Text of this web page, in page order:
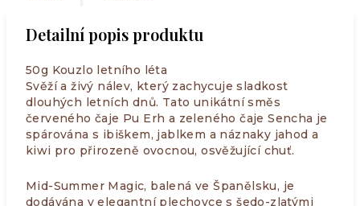
Detailní popis produktu
50g Kouzlo letního léta
Svěží a živý nálev, který zachycuje sladkost
dlouhých letních dnů. Tato unikátní směs
červeného čaje Pu Erh a zeleného čaje Sencha je
spárována s ibiškem, jablkem a náznaky jahod a
kiwi pro přirozeně ovocnou, osvěžující chuť.
Mid-Summer Magic, balená ve Španělsku, je
dodávána v elegantní plechovce s šedo-zlatými